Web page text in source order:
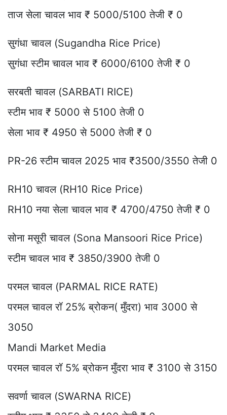
ताज सेला चावल भाव ₹ 5000/5100 तेजी ₹ 0
सुगंधा चावल (Sugandha Rice Price)
सुगंधा स्टीम चावल भाव ₹ 6000/6100 तेजी ₹ 0
सरबती चावल (SARBATI RICE)
स्टीम भाव ₹ 5000 से 5100 तेजी 0
सेला भाव ₹ 4950 से 5000 तेजी ₹ 0
PR-26 स्टीम चावल 2025 भाव ₹3500/3550 तेजी 0
RH10 चावल (RH10 Rice Price)
RH10 नया सेला चावल भाव ₹ 4700/4750 तेजी ₹ 0
सोना मसूरी चावल (Sona Mansoori Rice Price)
स्टीम चावल भाव ₹ 3850/3900 तेजी 0
परमल चावल (PARMAL RICE RATE)
परमल चावल रॉ 25% ब्रोकन( मुँदरा) भाव 3000 से
3050
Mandi Market Media
परमल चावल रॉ 5% ब्रोकन मुँदरा भाव ₹ 3100 से 3150
सवर्णा चावल (SWARNA RICE)